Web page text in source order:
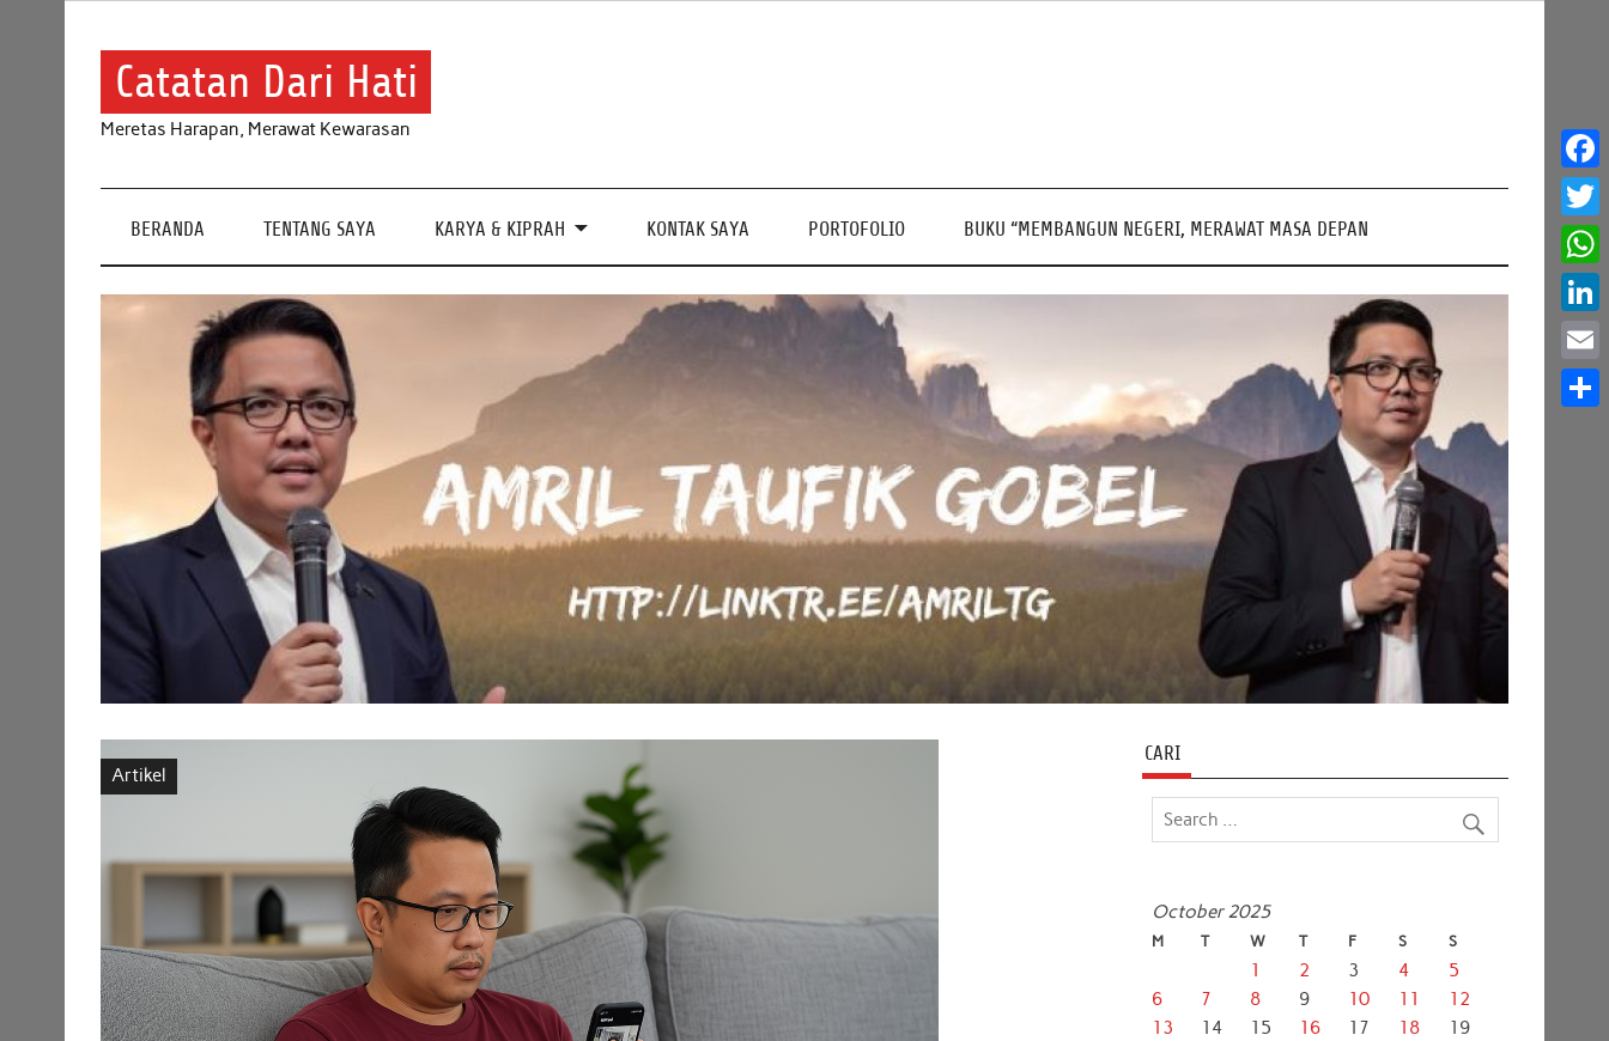
Catatan Dari Hati
Meretas Harapan, Merawat Kewarasan
BERANDA TENTANG SAYA KARYA & KIPRAH KONTAK SAYA PORTOFOLIO BUKU “MEMBANGUN NEGERI, MERAWAT MASA DEPAN
Artikel
CARI
October 2025
M T W T F S S
1 2 3 4
5
6
7 8 9 10 11
12
13
14 15 16 17 18
19
Email